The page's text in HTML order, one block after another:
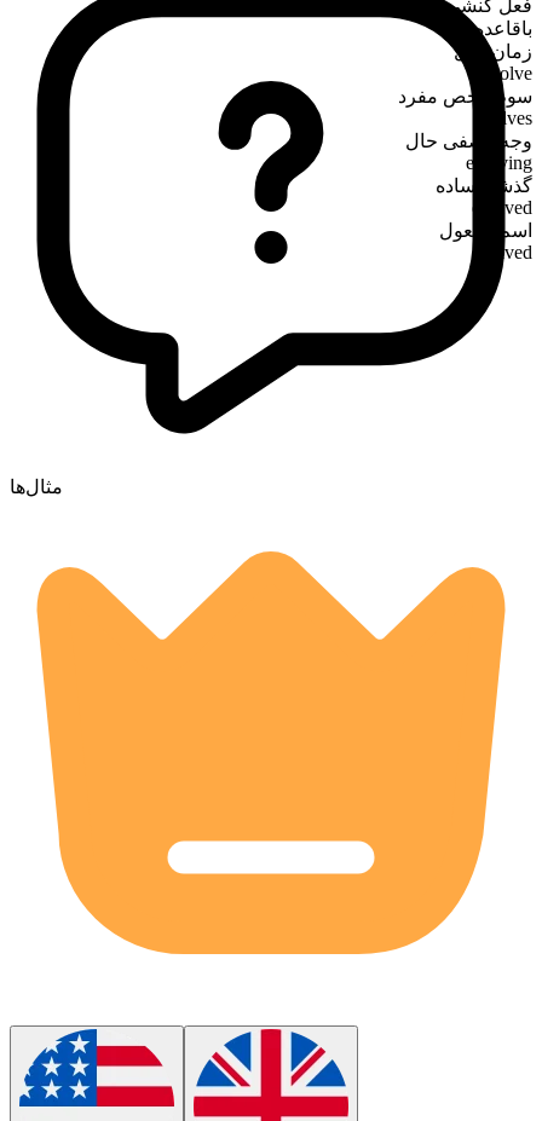
فعل کنشی
باقاعده
زمان حال
evolve
سوم‌شخص مفرد
evolves
وجه وصفی حال
evolving
گذشته ساده
evolved
اسم مفعول
evolved
مثال‌ها